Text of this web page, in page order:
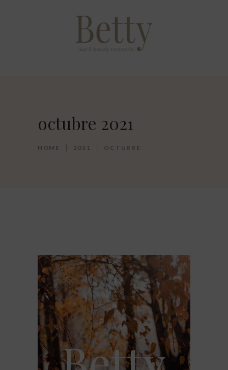
octubre 2021
HOME 2021 OCTUBRE